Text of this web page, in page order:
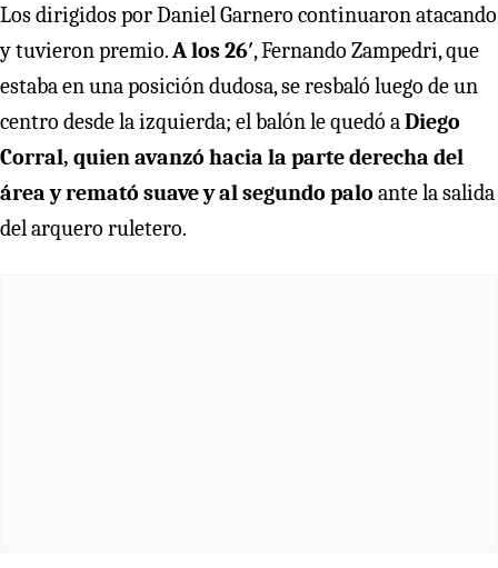
Los dirigidos por Daniel Garnero continuaron atacando
y tuvieron premio.A los 26′, Fernando Zampedri, que
estaba en una posición dudosa, se resbaló luego de un
centro desde la izquierda; el balón le quedó a Diego
Corral, quien avanzó hacia la parte derecha del
área y remató suave y al segundo palo ante la salida
del arquero ruletero.